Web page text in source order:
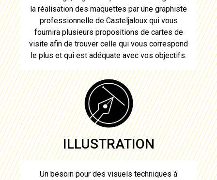
la réalisation des maquettes par une graphiste
professionnelle de Casteljalouxqui vous
fournira plusieurs propositions de cartes de
visite afin de trouver celle qui vous correspond
le plus et qui est adéquate avec vos objectifs.
ILLUSTRATION
Un besoin pour des visuels techniques à